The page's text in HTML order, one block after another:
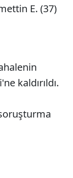
E. (37)
kaldırıldı.